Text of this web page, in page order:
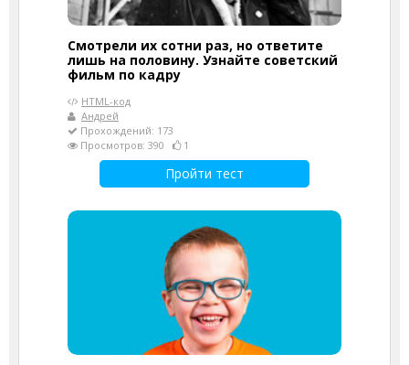
Смотрели их сотни раз, но ответите
лишь на половину. Узнайте советский
фильм по кадру
HTML-код
Андрей
Прохождений: 173
Просмотров: 390
1
Пройти тест